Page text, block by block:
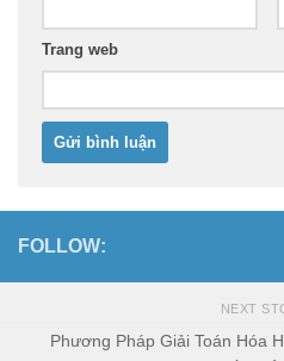
Trang web
FOLLOW:
NEXT
Phương Pháp Giải Toán Hóa